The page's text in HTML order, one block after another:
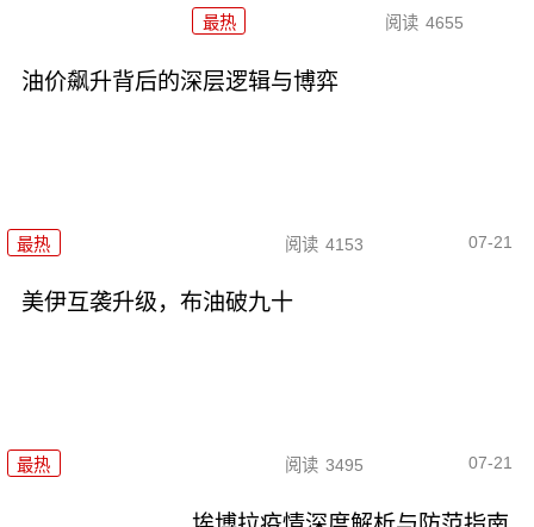
最热 阅读 4655
油价飙升背后的深层逻辑与博弈
最热 阅读 4153 07-21
美伊互袭升级，布油破九十
最热 阅读 3495 07-21